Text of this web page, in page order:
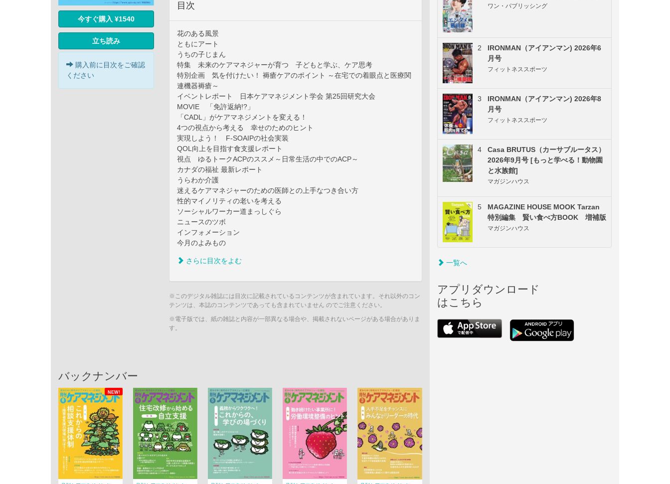
今すぐ購入 ¥1540
立ち読み
購入前に目次をご確認
ください
目次
花のある風景
ともにアート
うちの子じまん
特集 未来のケアマネジャーが育つ 子どもと学ぶ、ケア思考
特別企画 気を付けたい！ 褥瘡ケアのポイント ～在宅での着眼点と医療関
連機器褥瘡～
イベントレポート 日本ケアマネジメント学会 第25回研究大会
MOVIE 「免許返納!?」
「CADL」がケアマネジメントを変える！
4つの視点から考える 幸せのためのヒント
実現しよう！ F-SOAIPの社会実装
QOL向上を目指す食支援レポート
視点 ゆるトークACPのススメ～日常生活の中でのACP～
カナダの福祉 最新レポート
うらわか介護
迷えるケアマネジャーのための医師との上手なつき合い方
性的マイノリティの老いを考える
ソーシャルワーカー道まっしぐら
ニュースのツボ
インフォメーション
今月のよみもの
さらに目次をよむ
※このデジタル雑誌には目次に記載されているコンテンツが含まれています。それ以外のコン
テンツは、本誌のコンテンツであっても含まれていません のでご注意ください。
※電子版では、紙の雑誌と内容が一部異なる場合や、掲載されないページがある場合がありま
す。
バックナンバー
NEW!
ワン・パブリッシング
2
IRONMAN（アイアンマン) 2026年6
月号
フィットネススポーツ
3
IRONMAN（アイアンマン) 2026年8
月号
フィットネススポーツ
4
Casa BRUTUS（カーサブルータス）
2026年9月号 [もっと学べる！動物園
と水族館]
マガジンハウス
5
MAGAZINE HOUSE MOOK Tarzan
特別編集 賢い食べ方BOOK 増補版
マガジンハウス
一覧へ
アプリダウンロード
はこちら